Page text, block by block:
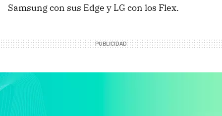
Samsung con sus Edge y LG con los Flex.